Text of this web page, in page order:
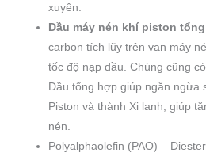
xuyên.
Dầu máy nén khí piston
carbon tích lũy trên van máy
tốc độ nạp dầu. Chúng cũng
Dầu tổng hợp giúp ngăn ngừa
Piston và thành Xi lanh, giúp
nén.
Polyalphaolefin (PAO) –